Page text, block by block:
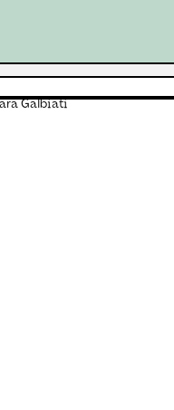
Galbiati